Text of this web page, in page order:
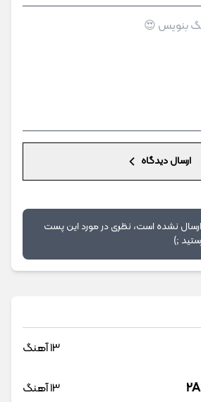
ارسال دیدگاه
نشده است، نظری در مورد این پست
;)
13 آهنگ
13 آهنگ